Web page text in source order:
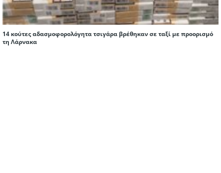
14 κούτες αδασμοφορολόγητα τσιγάρα βρέθηκαν σε ταξί με προορισμό
τη Λάρνακα